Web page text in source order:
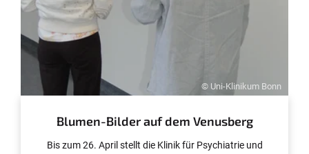
Ehrenamtliche gibt es nicht zum Nulltarif.
© Uni-Klinikum Bonn
Blumen-Bilder auf dem Venusberg
Bis zum 26. April stellt die Klinik für Psychiatrie und